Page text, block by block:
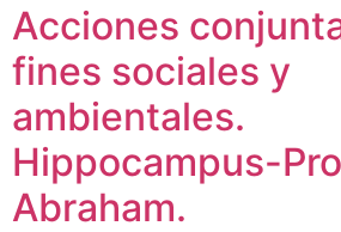
Acciones
fines sociales y
ambientales.
Hippocampus-
Abraham.